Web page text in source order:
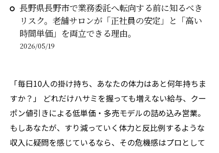
長野県長野市で業務委託へ転向する前に知るべき
リスク。老舗サロンが「正社員の安定」と「高い
時間単価」を両立できる理由。
2026/05/19
「毎日10人の掛け持ち、あなたの体力はあと何年持ちま
すか？」 どれだけハサミを握っても増えない給与、クー
ポン値引きによる低単価・多売モデルの詰め込み営業。
もしあなたが、すり減っていく体力と反比例するような
収入に疑問を感じているなら、その危機感はプロとして